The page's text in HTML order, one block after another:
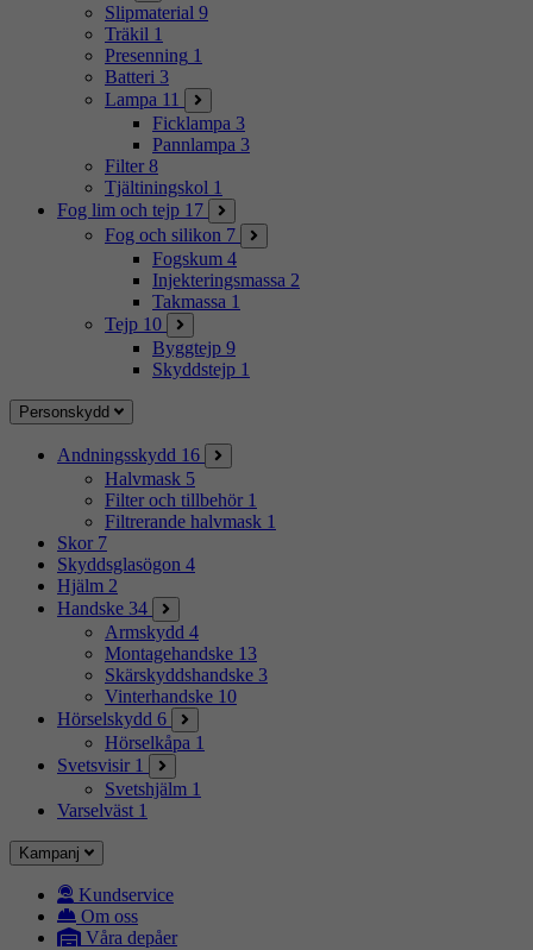
Slipmaterial 9
Träkil 1
Presenning 1
Batteri 3
Lampa 11
Ficklampa 3
Pannlampa 3
Filter 8
Tjältiningskol 1
Fog lim och tejp 17
Fog och silikon 7
Fogskum 4
Injekteringsmassa 2
Takmassa 1
Tejp 10
Byggtejp 9
Skyddstejp 1
Personskydd
Andningsskydd 16
Halvmask 5
Filter och tillbehör 1
Filtrerande halvmask 1
Skor 7
Skyddsglasögon 4
Hjälm 2
Handske 34
Armskydd 4
Montagehandske 13
Skärskyddshandske 3
Vinterhandske 10
Hörselskydd 6
Hörselkåpa 1
Svetsvisir 1
Svetshjälm 1
Varselväst 1
Kampanj
Kundservice
Om oss
Våra depåer